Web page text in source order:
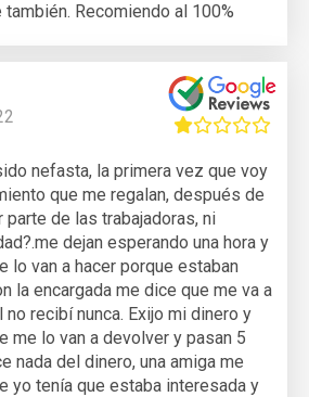
también. Recomiendo al 100%
nefasta, la primera vez que voy
que me regalan, después de
de las trabajadoras, ni
dejan esperando una hora y
lo van a hacer porque estaban
la encargada me dice que me va a
no recibí nunca. Exijo mi dinero y
me lo van a devolver y pasan 5
nada del dinero, una amiga me
yo tenía que estaba interesada y